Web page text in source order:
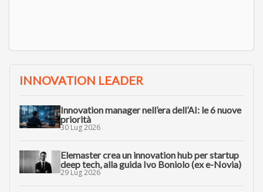
INNOVATION LEADER
Innovation manager nell’era dell’AI: le 6 nuove
priorità
30 Lug 2026
Elemaster crea un innovation hub per startup
deep tech, alla guida Ivo Boniolo (ex e-Novia)
29 Lug 2026